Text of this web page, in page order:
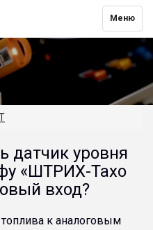
Toggle
navigation
Меню
датчик уровня
«ШТРИХ-Тахо
вход?
к аналоговым